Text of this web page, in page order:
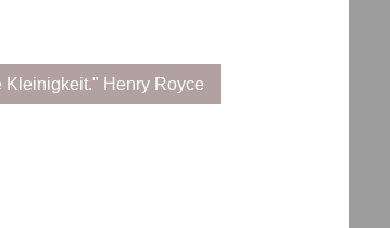
Henry Royce